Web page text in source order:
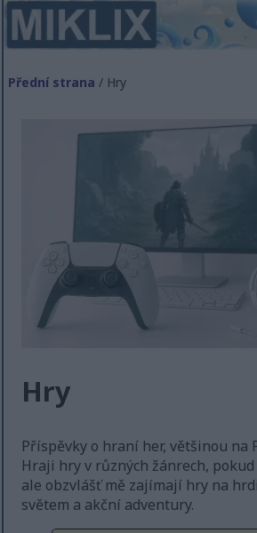
Přední strana / Hry
Hry
Příspěvky o hraní her, většinou na
Hraji hry v různých žánrech,
ale obzvlášť mě zajímají hry na
světem a akční adventury.